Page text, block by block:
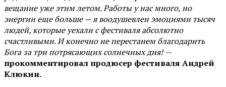
вещание уже этим летом. Работы у нас много, но
энергии еще больше — я воодушевлен эмоциями тысяч
людей, которые уехали с фестиваля абсолютно
счастливыми. И конечно не перестанем благодарить
Бога за три потрясающих солнечных дня!—
прокомментировал продюсер фестиваля Андрей
Клюкин.